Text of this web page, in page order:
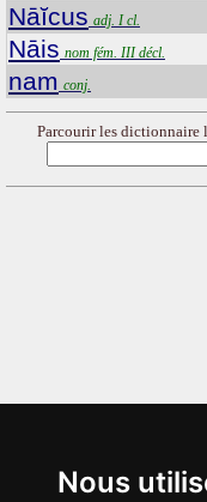
Nous
Nāĭcus adj. I cl.
Nāis nom fém. III décl.
nam conj.
Parcourir les dictionnaire